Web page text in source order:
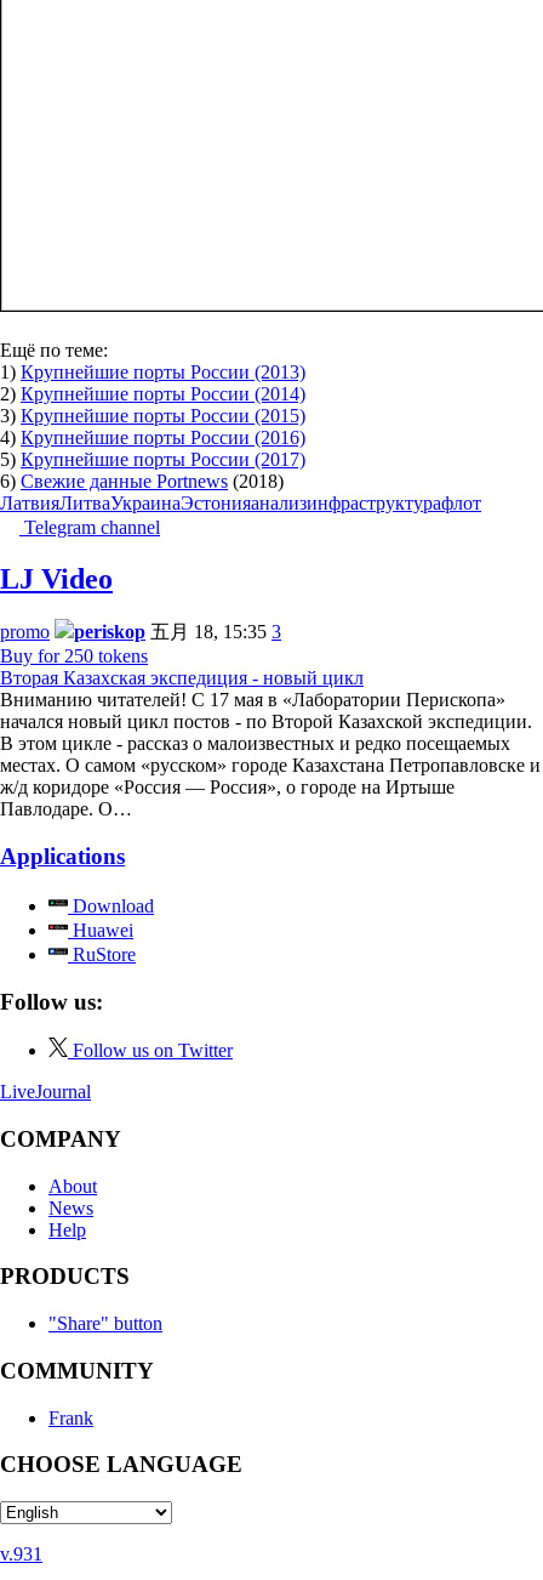
Ещё по теме:
1) Крупнейшие порты России (2013)
2) Крупнейшие порты России (2014)
3) Крупнейшие порты России (2015)
4) Крупнейшие порты России (2016)
5) Крупнейшие порты России (2017)
6) Свежие данные Portnews (2018)
ЛатвияЛитваУкраинаЭстонияанализинфраструктурафлот
Telegram channel
LJ Video
promo periskop 五月 18, 15:35 3
Buy for 250 tokens
Вторая Казахская экспедиция - новый цикл
Вниманию читателей! С 17 мая в «Лаборатории Перископа»
начался новый цикл постов - по Второй Казахской экспедиции.
В этом цикле - рассказ о малоизвестных и редко посещаемых
местах. О самом «русском» городе Казахстана Петропавловске и
ж/д коридоре «Россия — Россия», о городе на Иртыше
Павлодаре. О…
Applications
Download
Huawei
RuStore
Follow us:
Follow us on Twitter
LiveJournal
COMPANY
About
News
Help
PRODUCTS
"Share" button
COMMUNITY
Frank
CHOOSE LANGUAGE
v.931